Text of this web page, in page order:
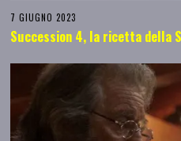
7 GIUGNO 2023
Succession 4, la ricetta della